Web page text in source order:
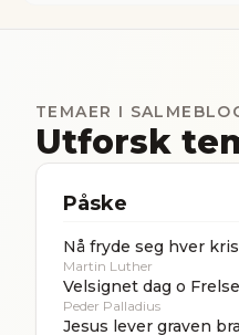
TEMAER I
Utforsk
Påske
Nå fryde seg hver
Martin Luther
Velsignet dag o
Peder Palladius
Jesus lever graven